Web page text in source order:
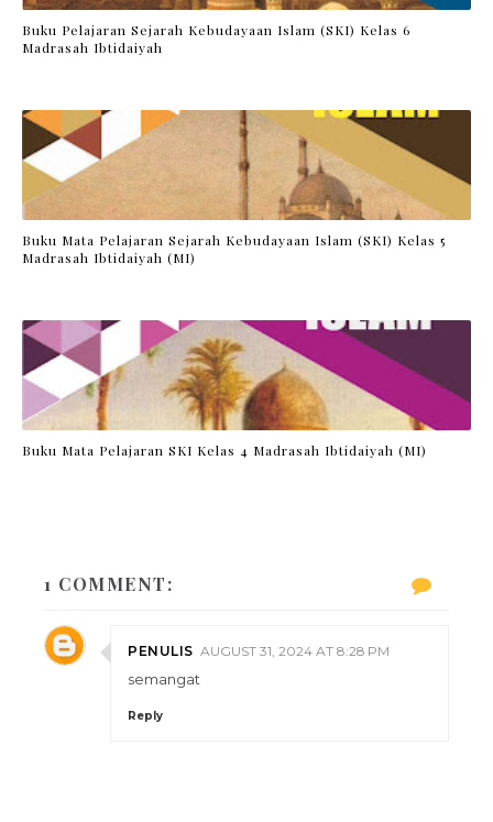
Buku Pelajaran Sejarah Kebudayaan Islam (SKI) Kelas 6
Madrasah Ibtidaiyah
Buku Mata Pelajaran Sejarah Kebudayaan Islam (SKI) Kelas 5
Madrasah Ibtidaiyah (MI)
Buku Mata Pelajaran SKI Kelas 4 Madrasah Ibtidaiyah (MI)
1 COMMENT:
PENULIS AUGUST 31, 2024 AT 8:28 PM
semangat
Reply